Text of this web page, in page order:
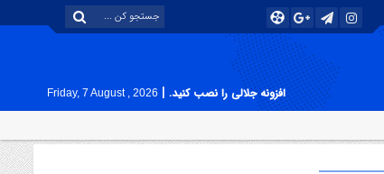
افزونه جلالی را نصب کنید. |
Friday, 7 August , 2026